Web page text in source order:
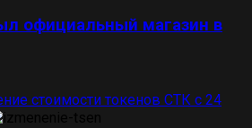
официальный магазин в
стоимости токенов СТК с 24